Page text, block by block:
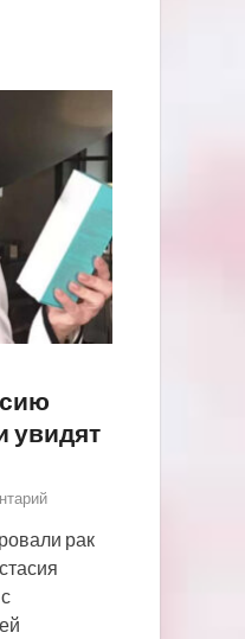
увидят
рак